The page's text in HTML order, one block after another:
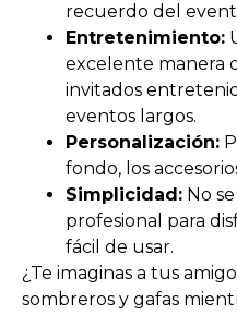
recuerdo del
Entretenimiento:
excelente manera
invitados
eventos largos.
Personalización:
fondo, los
Simplicidad: No
profesional para
fácil de usar.
¿Te imaginas a tus
sombreros y gafas